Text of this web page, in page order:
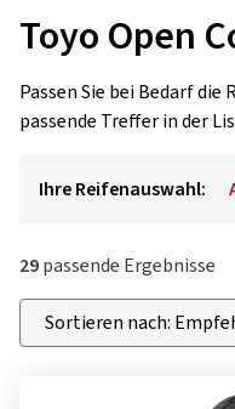
Toyo Open
Passen Sie bei Bedarf
passende Treffer in der
Ihre Reifenauswahl:
29passende Ergebnisse